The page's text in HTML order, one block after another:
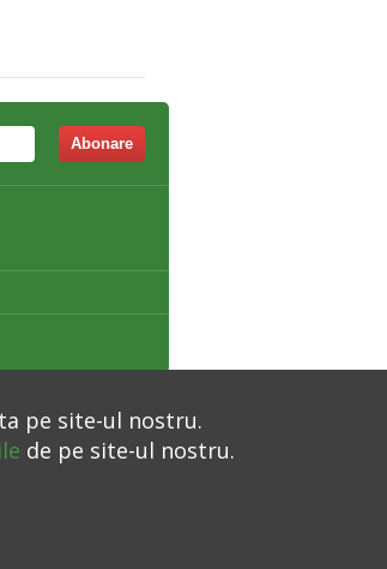
Abonare
pe site-ul nostru.
de pe site-ul nostru.